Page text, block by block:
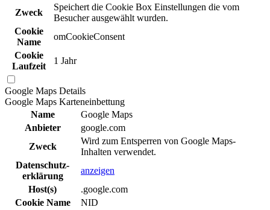
Zweck
Speichert die Cookie Box Einstellungen die vom
Besucher ausgewählt wurden.
Cookie
Name
omCookieConsent
Cookie
Laufzeit
1 Jahr
Google Maps Details
Google Maps Karteneinbettung
Name
Google Maps
Anbieter
google.com
Zweck
Wird zum Entsperren von Google Maps-
Inhalten verwendet.
Daten­schutz­
erklä­rung
anzeigen
Host(s)
.google.com
Cookie Name
NID